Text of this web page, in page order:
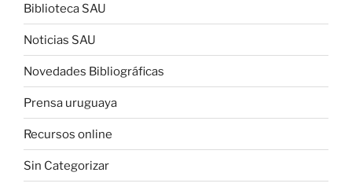
Biblioteca SAU
Noticias SAU
Novedades Bibliográficas
Prensa uruguaya
Recursos online
Sin Categorizar